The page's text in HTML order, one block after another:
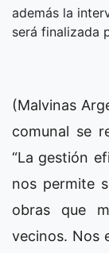
además la
será finalizada
(Malvinas
comunal se
“La gestión
nos permite
obras que
vecinos. Nos